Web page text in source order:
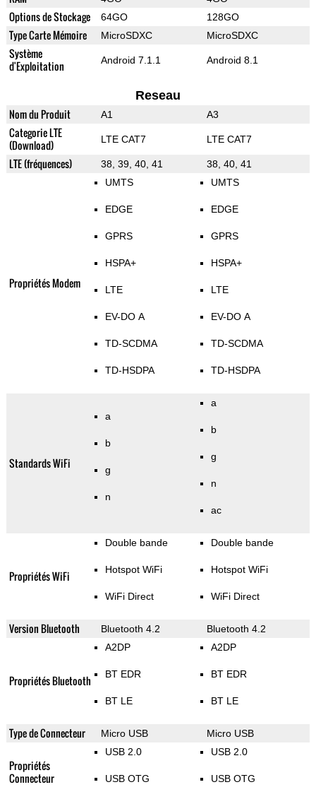
Options de Stockage 64GO 128GO
Type Carte Mémoire MicroSDXC MicroSDXC
Système
d'Exploitation
Android 7.1.1 Android 8.1
Reseau
Nom du Produit A1 A3
Categorie LTE
(Download)
LTE CAT7 LTE CAT7
LTE (fréquences) 38, 39, 40, 41 38, 40, 41
Propriétés Modem
UMTS
EDGE
GPRS
HSPA+
LTE
EV-DO A
TD-SCDMA
TD-HSDPA
UMTS
EDGE
GPRS
HSPA+
LTE
EV-DO A
TD-SCDMA
TD-HSDPA
Standards WiFi
a
b
g
n
a
b
g
n
ac
Propriétés WiFi
Double bande
Hotspot WiFi
WiFi Direct
Double bande
Hotspot WiFi
WiFi Direct
Version Bluetooth Bluetooth 4.2 Bluetooth 4.2
Propriétés Bluetooth
A2DP
BT EDR
BT LE
A2DP
BT EDR
BT LE
Type de Connecteur Micro USB Micro USB
Propriétés
Connecteur
USB 2.0
USB OTG
USB 2.0
USB OTG